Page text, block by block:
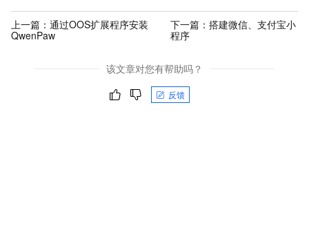
上一篇： 通过OOS扩展程序安装
QwenPaw
下一篇：搭建微信、支付宝小
程序
该文章对您有帮助吗？
反馈